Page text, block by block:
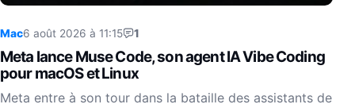
Mac6 août 2026 à 11:15 1
Meta lance Muse Code, son agent IA Vibe Coding
pour macOS et Linux
Meta entre à son tour dans la bataille des assistants de